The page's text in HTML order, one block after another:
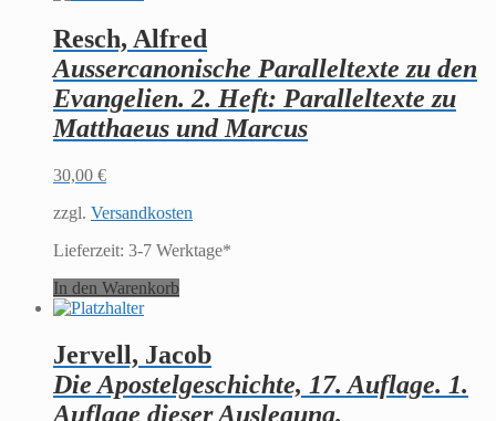
Resch, Alfred
Aussercanonische Paralleltexte zu den
Evangelien. 2. Heft: Paralleltexte zu
Matthaeus und Marcus
30,00 €
zzgl. Versandkosten
Lieferzeit: 3-7 Werktage*
In den Warenkorb
Jervell, Jacob
Die Apostelgeschichte, 17. Auflage. 1.
Auflage dieser Auslegung.